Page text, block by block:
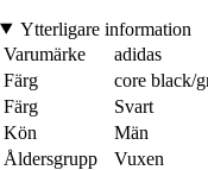
Ytterligare information
Varumärke
adidas
Färg
core black/
Färg
Svart
Kön
Män
Åldersgrupp
Vuxen